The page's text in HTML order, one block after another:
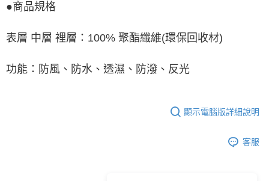
●商品規格
表層 中層 裡層：100% 聚酯纖維(環保回收材)
功能：防風、防水、透濕、防潑、反光
顯示電腦版詳細說明
客服